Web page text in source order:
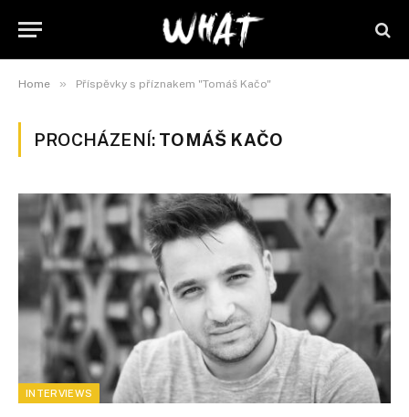
Home » Příspěvky s příznakem "Tomáš Kačo"
PROCHÁZENÍ: TOMÁŠ KAČO
INTERVIEWS